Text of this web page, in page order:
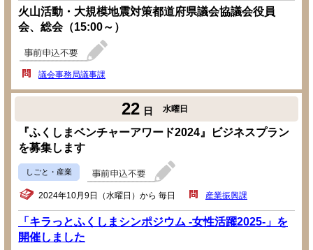
火山活動・大規模地震対策都道府県議会協議会役員
会、総会（15:00～）
議会事務局議事課
22 日 水曜日
『ふくしまベンチャーアワード2024』ビジネスプラン
を募集します
しごと・産業
2024年10月9日（水曜日）から 毎日 産業振興課
「キラっとふくしまシンポジウム -女性活躍2025-」を
開催しました